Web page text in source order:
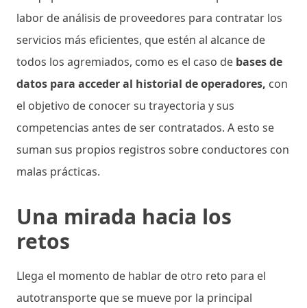
labor de análisis de proveedores para contratar los
servicios más eficientes, que estén al alcance de
todos los agremiados, como es el caso de bases de
datos para acceder al historial de operadores, con
el objetivo de conocer su trayectoria y sus
competencias antes de ser contratados. A esto se
suman sus propios registros sobre conductores con
malas prácticas.
Una mirada hacia los
retos
Llega el momento de hablar de otro reto para el
autotransporte que se mueve por la principal